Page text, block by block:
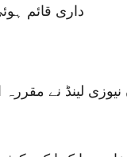
داری قائم ہوئی۔ دونوں نے